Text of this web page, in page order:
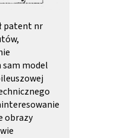
patent nr
sam model
obrazy